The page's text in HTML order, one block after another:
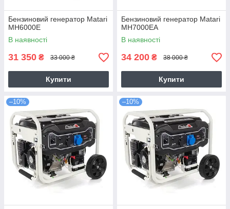
Бензиновий генератор Matari
MH6000E
В наявності
31 350 ₴ 33 000 ₴
Купити
Бензиновий генератор Matari
MH7000EA
В наявності
34 200 ₴ 38 000 ₴
Купити
–10% –10%